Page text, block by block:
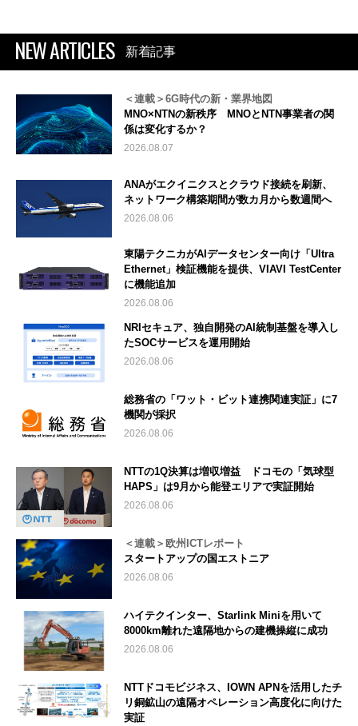
NEW ARTICLES 新着記事
＜連載＞6G時代の新・業界地図
MNO×NTNの新秩序 MNOとNTN事業者の関
係は変化するか？
2026.08.07
ANAがエクイニクスとクラウド接続を刷新、
ネットワーク構築期間が数カ月から数週間へ
2026.08.06
東陽テクニカがAIデータセンター向け「Ultra
Ethernet」検証機能を提供、VIAVI TestCenter
に機能追加
2026.08.06
NRIセキュア、独自開発のAI統制基盤を導入し
たSOCサービスを運用開始
2026.08.06
総務省の「ワット・ビット連携関連実証」に7
機関が採択
2026.08.06
NTTの1Q決算は増収増益 ドコモの「気球型
HAPS」は9月から能登エリアで実証開始
2026.08.06
＜連載＞欧州ICTレポート
スタートアップの国エストニア
2026.08.06
ハイテクインター、Starlink Miniを用いて
8000km離れた遠隔地からの建機操縦に成功
2026.08.06
NTTドコモビジネス、IOWN APNを活用したチ
リ銅鉱山の遠隔オペレーション高度化に向けた
実証